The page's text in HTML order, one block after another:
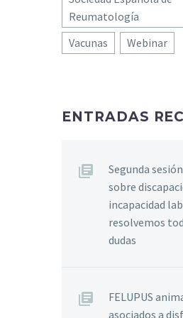
Reumatología
Vacunas
Webinar
ENTRADAS
Segunda
sobre
incapacidad
resolvemos
dudas
FELUPUS
asociados a